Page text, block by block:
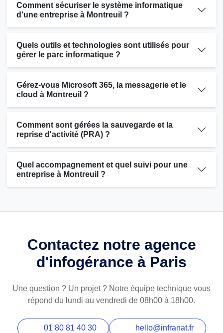
Comment sécuriser le système informatique
d'une entreprise à Montreuil ?
Quels outils et technologies sont utilisés pour
gérer le parc informatique ?
Gérez-vous Microsoft 365, la messagerie et le
cloud à Montreuil ?
Comment sont gérées la sauvegarde et la
reprise d'activité (PRA) ?
Quel accompagnement et quel suivi pour une
entreprise à Montreuil ?
Contactez notre agence
d'infogérance à Paris
Une question ? Un projet ? Notre équipe technique vous
répond du lundi au vendredi de 08h00 à 18h00.
01 80 81 40 30 hello@infranat.fr